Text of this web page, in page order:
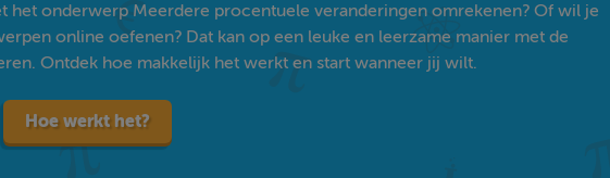
het onderwerp Meerdere procentuele veranderingen omrekenen? Of wil je
online oefenen? Dat kan op een leuke en leerzame manier met de
Ontdek hoe makkelijk het werkt en start wanneer jij wilt.
Hoe werkt het?